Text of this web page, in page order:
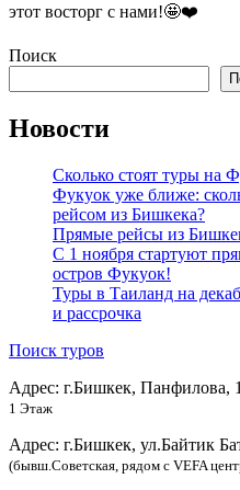
этот восторг с нами!🤩❤️
Поиск
Новости
Сколько стоят туры на
Фукуок уже ближе:
рейсом из Бишкека?
Прямые рейсы из
С 1 ноября стартуют
остров Фукуок!
Туры в Таиланд на
и рассрочка
Поиск туров
Адрес: г.Бишкек, Панфилова,
1 Этаж
Адрес: г.Бишкек, ул.Байтик
(бывш.Советская, рядом с VEFA